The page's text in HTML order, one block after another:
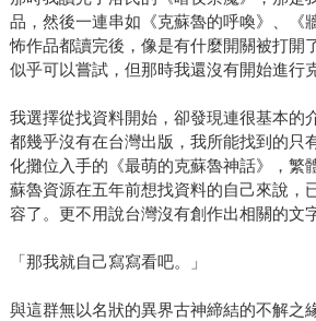
品，然後一連串如《克蘇魯的呼喚》、《
怖作品都讀完後，像是有什麼開關被打開
似乎可以嘗試，但那時我還沒有開始進行
我選擇從找資料開始，卻發現連很基本的
都幾乎沒有在台灣出版，我所能找到的只
化攤位入手的《最萌的克蘇魯神話》，繁
蘇魯資源在五年前想找資料的自己來說，
容了。更不用說台灣沒有創作出相關的文
「那我就自己寫寫看吧。」
與這群無以名狀的異界古神締結的不解之